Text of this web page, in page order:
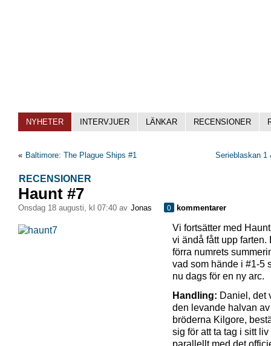
NYHETER INTERVJUER LÄNKAR RECENSIONER
« Baltimore: The Plague Ships #1 Serieblaskan 1
RECENSIONER
Haunt #7
onsdag 18 augusti, kl 07:40 av Jonas 0 kommentarer
Vi fortsätter med
vi ändå fått upp farten.
förra numrets
vad som hände i #1-5
nu dags för en ny arc.
Handling: Daniel, det
den levande halvan av
bröderna Kilgore,
sig för att ta tag i sitt
parallellt med det